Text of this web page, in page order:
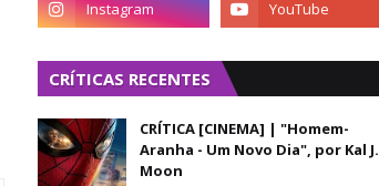
CRÍTICAS RECENTES
CRÍTICA [CINEMA] | "Homem-
Aranha - Um Novo Dia", por Kal J.
Moon